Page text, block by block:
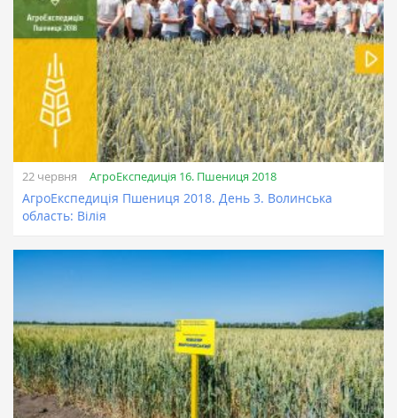
22 червня АгроЕкспедиція 16. Пшениця 2018
АгроЕкспедиція Пшениця 2018. День 3. Волинська
область: Вілія